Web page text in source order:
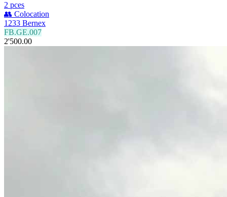
2 pces
👥 Colocation
1233 Bernex
FB.GE.007
2'500.00